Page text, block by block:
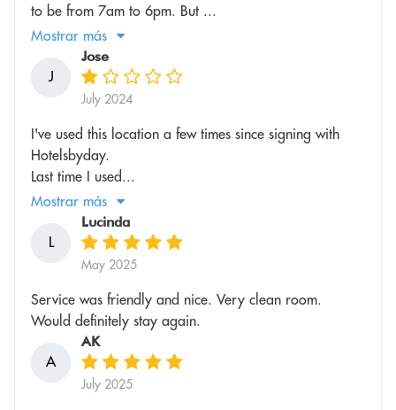
to be from 7am to 6pm. But ...
Mostrar más
J
Jose
July 2024
I've used this location a few times since signing with
Hotelsbyday.
Last time I used...
Mostrar más
L
Lucinda
May 2025
Service was friendly and nice. Very clean room.
Would definitely stay again.
A
AK
July 2025